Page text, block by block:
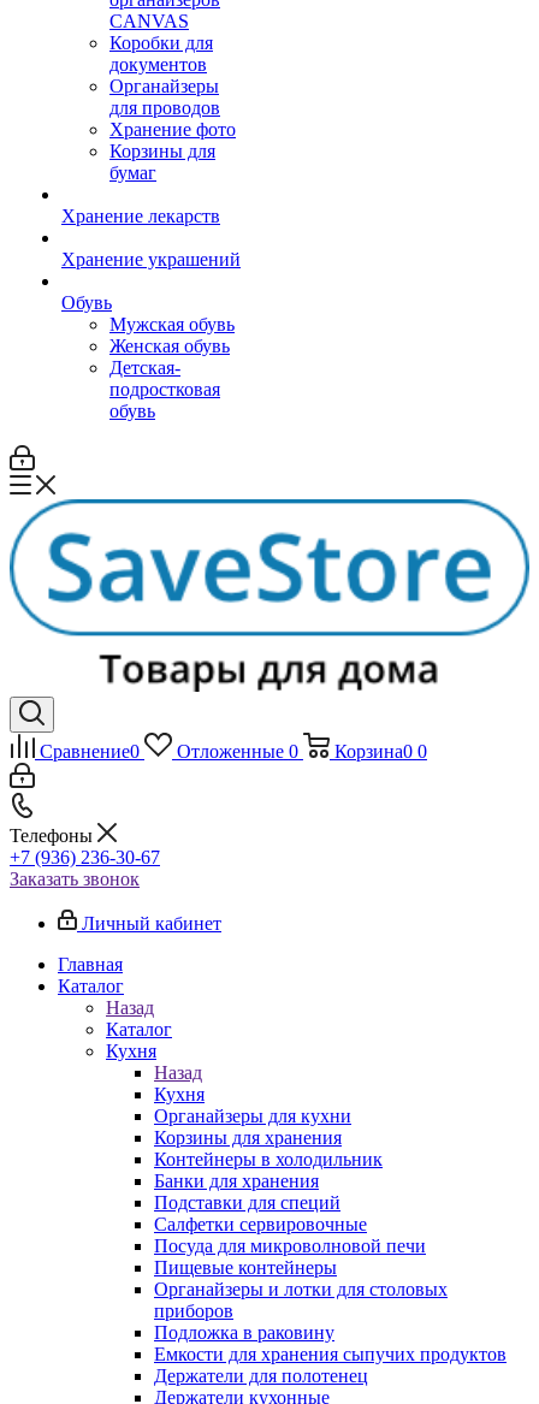
CANVAS
Коробки для
документов
Органайзеры
для проводов
Хранение фото
Корзины для
бумаг
Хранение лекарств
Хранение украшений
Обувь
Мужская обувь
Женская обувь
Детская-
подростковая
обувь
Сравнение0 Отложенные 0 Корзина0 0
Телефоны
+7 (936) 236-30-67
Заказать звонок
Личный кабинет
Главная
Каталог
Назад
Каталог
Кухня
Назад
Кухня
Органайзеры для кухни
Корзины для хранения
Контейнеры в холодильник
Банки для хранения
Подставки для специй
Салфетки сервировочные
Посуда для микроволновой печи
Пищевые контейнеры
Органайзеры и лотки для столовых
приборов
Подложка в раковину
Емкости для хранения сыпучих продуктов
Держатели для полотенец
Держатели кухонные